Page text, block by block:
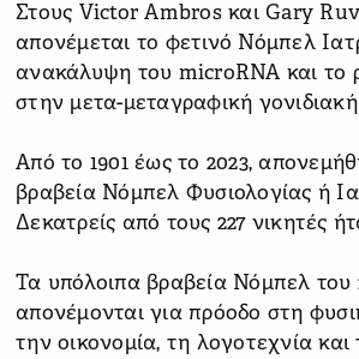
Στους Victor Ambros και Gary
απονέμεται το φετινό Νόμπελ
ανακάλυψη του microRNA και το
στην μετα-μεταγραφική
Από το 1901 έως το 2023,
βραβεία Νόμπελ Φυσιολογίας ή
Δεκατρείς από τους 227 νικητές
Τα υπόλοιπα βραβεία Νόμπελ του
απονέμονται για πρόοδο στη
την οικονομία, τη λογοτεχνία και